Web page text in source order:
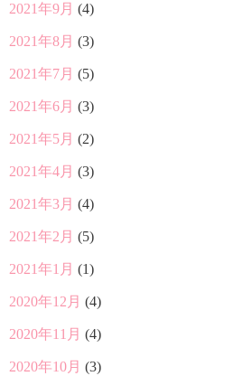
2021年9月 (4)
2021年8月 (3)
2021年7月 (5)
2021年6月 (3)
2021年5月 (2)
2021年4月 (3)
2021年3月 (4)
2021年2月 (5)
2021年1月 (1)
2020年12月 (4)
2020年11月 (4)
2020年10月 (3)